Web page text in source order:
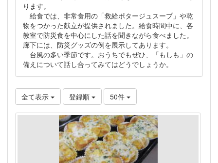
ります。
給食では、非常食用の「救給ポタージュスープ」や乾
物をつかった献立が提供されました。給食時間中に、各
教室で防災食を中心にした話を聞きながら食べました。
廊下には、防災グッズの例を展示してあります。
台風の多い季節です。おうちでもぜひ、「もしも」の
備えについて話し合ってみてはどうでしょうか。
全て表示 登録順 50件